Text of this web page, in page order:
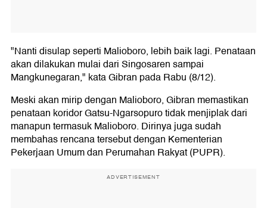
"Nanti disulap seperti Malioboro, lebih baik lagi. Penataan
akan dilakukan mulai dari Singosaren sampai
Mangkunegaran," kata Gibran pada Rabu (8/12).
Meski akan mirip dengan Malioboro, Gibran memastikan
penataan koridor Gatsu-Ngarsopuro tidak menjiplak dari
manapun termasuk Malioboro. Dirinya juga sudah
membahas rencana tersebut dengan Kementerian
Pekerjaan Umum dan Perumahan Rakyat (PUPR).
ADVERTISEMENT